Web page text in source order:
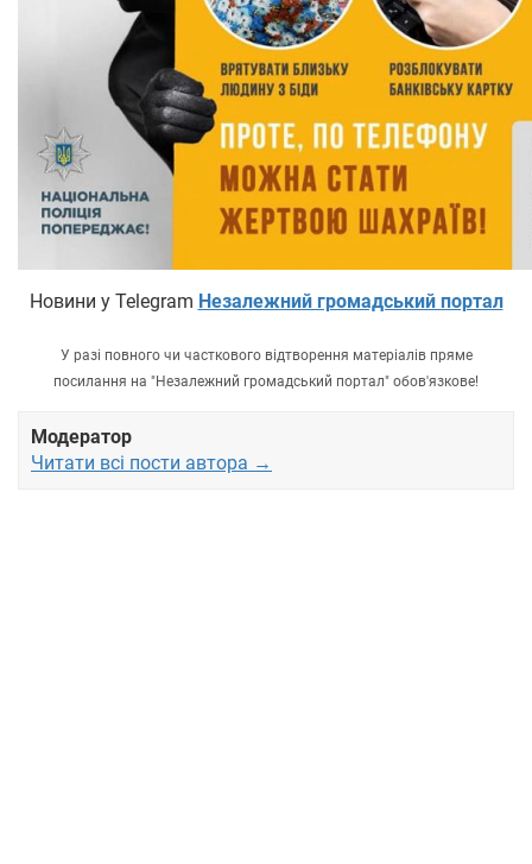
Новини у Telegram Незалежний громадський портал
У разі повного чи часткового відтворення матеріалів пряме
посилання на "Незалежний громадський портал" обов'язкове!
Модератор
Читати всі пости автора →